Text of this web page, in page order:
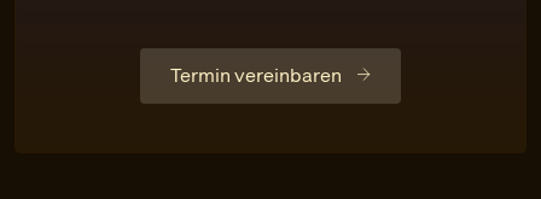
Termin vereinbaren